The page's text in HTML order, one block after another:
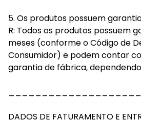
5. Os produtos possuem
R: Todos os produtos possuem
meses (conforme o Código de
Consumidor) e podem contar
garantia de fábrica,
DADOS DE FATURAMENTO E